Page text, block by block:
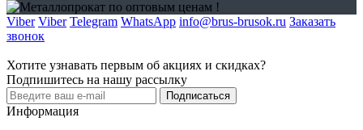
Viber Viber Telegram WhatsApp info@brus-brusok.ru Заказать
звонок
Хотите узнавать первым об акциях и скидках?
Подпишитесь на нашу рассылку
Подписаться
Информация